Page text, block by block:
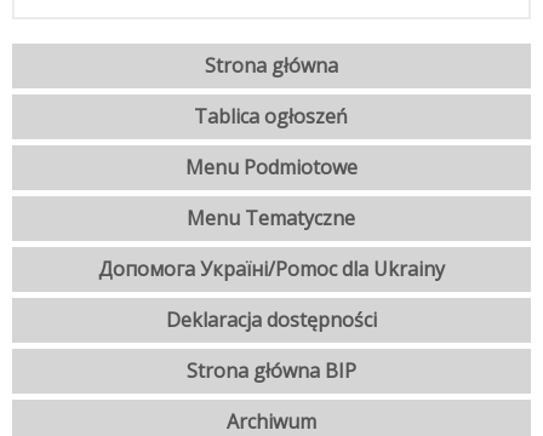
Strona główna
Tablica ogłoszeń
Menu Podmiotowe
Menu Tematyczne
Допомога Україні/Pomoc dla Ukrainy
Deklaracja dostępności
Strona główna BIP
Archiwum